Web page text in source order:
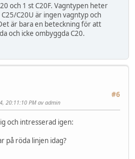
och 1 st C20F. Vagntypen heter
C20U är ingen vagntyp och
är bara en beteckning för att
och icke ombyggda C20.
#6
20:11:10 PM av admin
och intresserad igen:
på röda linjen idag?